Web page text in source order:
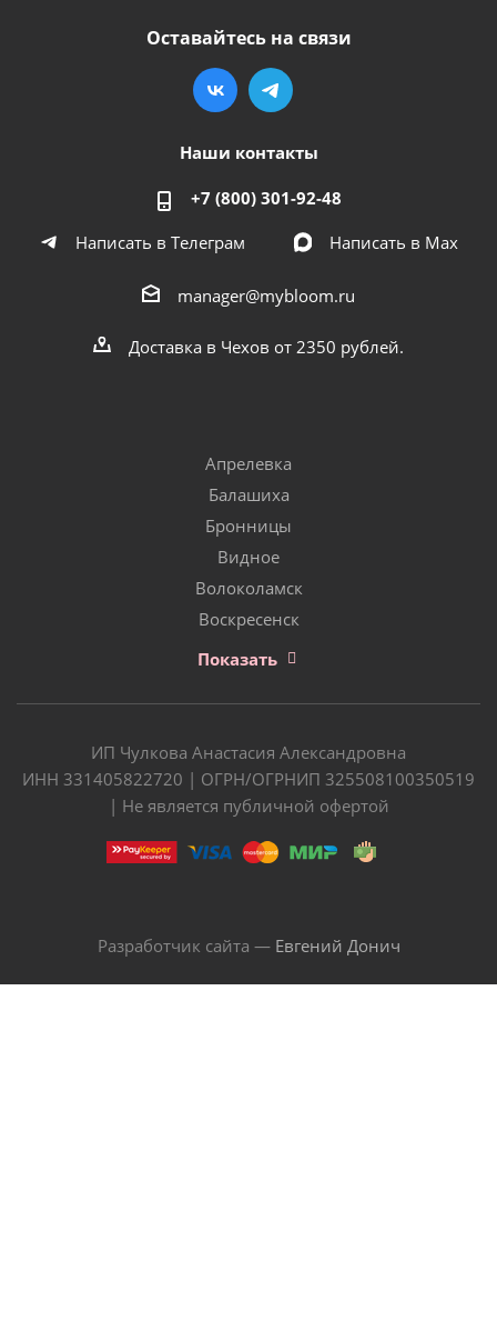
Оставайтесь на связи
Наши контакты
+7 (800) 301-92-48
Написать в Телеграм
Написать в Мах
manager@mybloom.ru
Доставка в Чехов от 2350 рублей.
Апрелевка
Балашиха
Бронницы
Видное
Волоколамск
Воскресенск
Показать
ИП Чулкова Анастасия Александровна
ИНН 331405822720 | ОГРН/ОГРНИП 325508100350519
| Не является публичной офертой
Разработчик сайта — Евгений Донич